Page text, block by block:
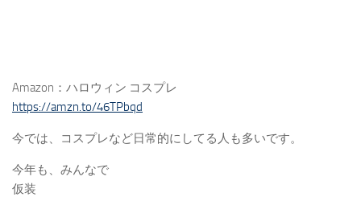
Amazon：ハロウィン コスプレ
https://amzn.to/46TPbqd
今では、コスプレなど日常的にしてる人も多いです。
今年も、みんなで
仮装